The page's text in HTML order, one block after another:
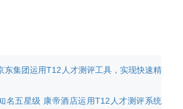
东集团运用T12人才测评工具，实现快速精
名五星级 康帝酒店运用T12人才测评系统